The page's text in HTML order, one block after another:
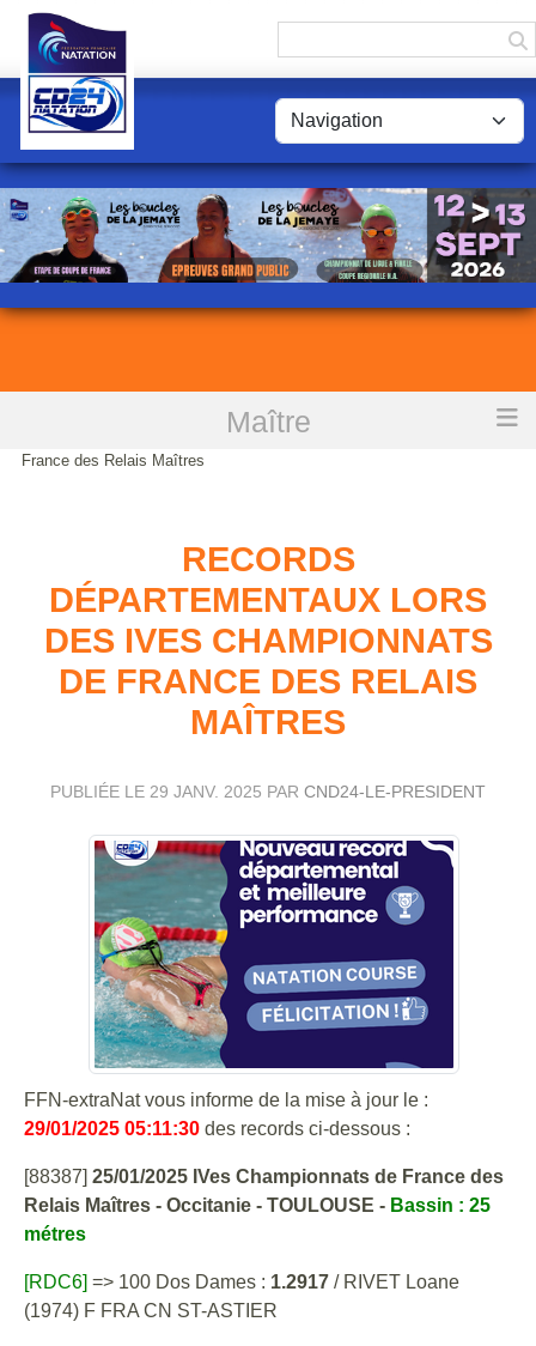
Maître
Records Départementaux lors des IVes Championnats de
France des Relais Maîtres
RECORDS
DÉPARTEMENTAUX LORS
DES IVES CHAMPIONNATS
DE FRANCE DES RELAIS
MAÎTRES
PUBLIÉE LE 29 JANV. 2025 PAR CND24-LE-PRESIDENT
FFN-extraNat vous informe de la mise à jour le :
29/01/2025 05:11:30 des records ci-dessous :
[88387] 25/01/2025 IVes Championnats de France des
Relais Maîtres - Occitanie - TOULOUSE - Bassin : 25
métres
[RDC6] => 100 Dos Dames : 1.2917 / RIVET Loane
(1974) F FRA CN ST-ASTIER
Panneau de gestion des cookies